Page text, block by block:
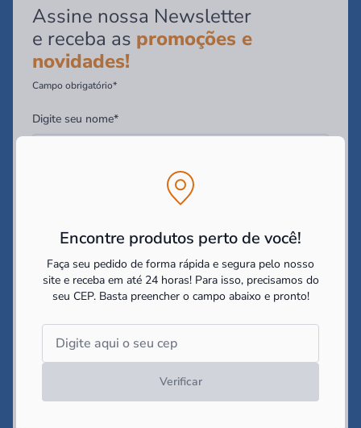
Encontre produtos perto de você!
Faça seu pedido de forma rápida e segura pelo nosso
site e receba em até 24 horas! Para isso, precisamos do
seu CEP. Basta preencher o campo abaixo e pronto!
Verificar
Assine nossa Newsletter
e receba as promoções e
novidades!
Campo obrigatório*
Digite seu nome*
Digite seu WhatsApp (Opcional)
Construir Reformar Decorar
Li e concordo com aspoliticas de cookies e políticas de
impostas pelo site